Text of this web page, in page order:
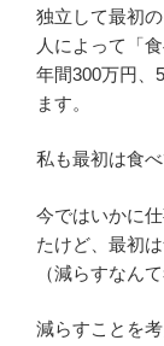
独立して最初
人によって「
年間300万円、
ます。
私も最初は食
今ではいかに
たけど、最初
（減らすなん
減らすことを